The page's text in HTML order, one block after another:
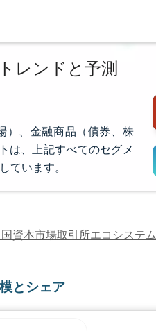
レンドと予測
）、金融商品（債券、株
は、上記すべてのセグメ
ています。
資本市場取引所エコシステム
とシェア